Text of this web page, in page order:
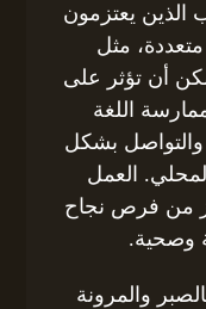
الذين يعتزمون
مثل
أن تؤثر على
اللغة
والتواصل بشكل
العمل
من فرص نجاح
وصحية.
والمرونة